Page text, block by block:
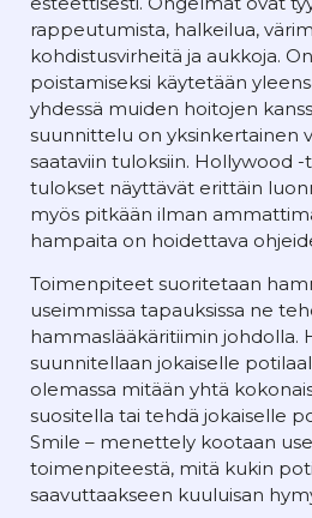
rappeutumista, halkeilua,
kohdistusvirheitä ja aukkoja.
poistamiseksi käytetään
yhdessä muiden hoitojen
suunnittelu on yksinkertainen
saataviin tuloksiin. Hollywood
tulokset näyttävät erittäin
myös pitkään ilman
hampaita on hoidettava
Toimenpiteet suoritetaan
useimmissa tapauksissa ne
hammaslääkäritiimin johdolla.
suunnitellaan jokaiselle
olemassa mitään yhtä
suositella tai tehdä jokaiselle
Smile – menettely kootaan
toimenpiteestä, mitä kukin
saavuttaakseen kuuluisan